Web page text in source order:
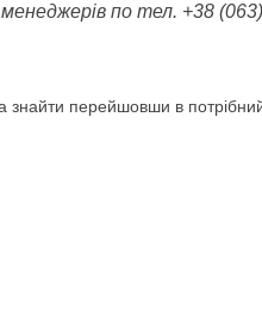
по тел. +38
знайти перейшовши в